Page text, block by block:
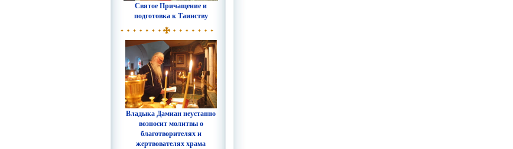
Святое Причащение и
подготовка к Таинству
Владыка Дамиан неустанно
возносит молитвы о
благотворителях и
жертвователях храма